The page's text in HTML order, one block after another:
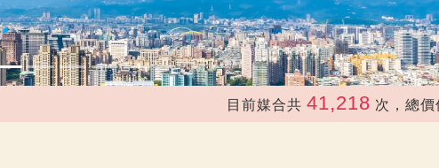
目前媒合共 41,218 次，總價值約